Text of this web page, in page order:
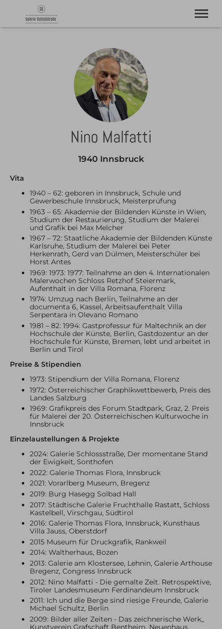
Galerie Schloßstraße | Sonthofen im Allgäu
Aktuelle Ausstellung
Nino Malfatti
1940 Innsbruck
Vita
1940 – 62: geboren in Innsbruck, Schule und
Gewerbeschule Innsbruck, Meisterprüfung
1963 – 65: Akademie der Bildenden Künste in Wien,
Studium der Restaurierung, Studium der Malerei
und Grafik bei Max Melcher
1967 – 72: Staatliche Akademie der Bildenden Künste
Karlsruhe, Studium der Malerei bei Peter
Herkenrath, Gerd van Dülmen, Meisterschüler bei
Horst Antes
1969: 1973: 1977: Teilnahme an den 4. Internationalen
Malerwochen Schloss Retzhof Steiermark,
Aufenthalt in der Villa Romana, Florenz
1974: Umzug nach Berlin, Teilnahme an der
documenta 6, Kassel, Arbeitsaufenthalt Villa
Serpentara in Olevano Romano
1981 – 82: 1994: Gastprofessur für Maltechnik an der
Hochschule der Künste, Berlin, Gastdozentur an der
Hochschule für Künste, Bremen, lebt und arbeitet in
Berlin und Tirol
Preise & Stipendien
1973: Stipendium der Villa Romana, Florenz
1972: Österreichischer Graphikwettbewerb, Preis des
Landes Salzburg
1969: Grafikpreis des Forum Stadtpark, Graz, 2. Preis
für Malerei der 20. Österreichischen Kulturwoche in
Innsbruck
Einzelaustellungen & Projekte
2024: Galerie Schlossstraße, Der momentane Stand
der Ewigkeit, Sonthofen
2022: Galerie Thomas Flora, Innsbruck
2021: Vorarlberg Museum, Bregenz
2019: Burg Hasegg Solbad Hall
2017: Städtische Galerie Fruchthalle Rastatt, Schloss
Kastelbell, Virschgau, Südtirol
2016: Galerie Thomas Flora, Innsbruck, Kunsthaus
Villa Jauss, Oberstdorf
2015 Museum für Druckgrafik, Rankweil
2014: Waltherhaus, Bozen
2013: Galerie am Klostersee, Lehnin, Galerie Arthouse
Bregenz, Congress Innsbruck
2012: Nino Malfatti - Die gemalte Zeit. Retrospektive,
Tiroler Landesmuseum Ferdinandeum Innsbruck
2011: Ich und die Berge sind riesige Freunde, Galerie
Michael Schultz, Berlin
2009: Bilder aller Zeiten - Das zeichnerische Werk,,
Kunstverein Grafschaft Bentheim, Neuenhaus